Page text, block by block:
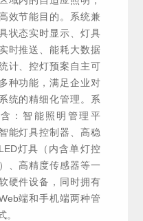
效节能目的。系统兼
状态实时显示、灯具
时推送、能耗大数据
计、控灯预案自主可
种功能，满足企业对
统的精细化管理。系
：智能照明管理平
能灯具控制器、高稳
灯具（内含单灯控
、高精度传感器等一
硬件设备，同时拥有
端和手机端两种管
。